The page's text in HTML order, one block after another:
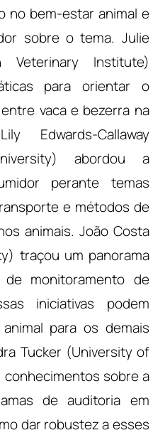
no bem-estar animal e
sobre o tema. Julie
Veterinary Institute)
para orientar o
vaca e bezerra na
Edwards-Callaway
abordou a
perante temas
e métodos de
animais. João Costa
traçou um panorama
monitoramento de
iniciativas podem
para os demais
Tucker (University of
sobre a
de auditoria em
dar robustez a esses